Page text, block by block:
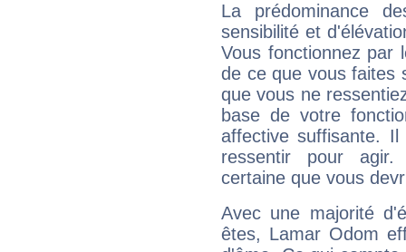
La prédominance
sensibilité et
Vous fonctionnez
de ce que vous faites
que vous ne
base de votre
affective suffisante.
ressentir pour agir.
certaine que vous
Avec une majorité
êtes, Lamar Odom